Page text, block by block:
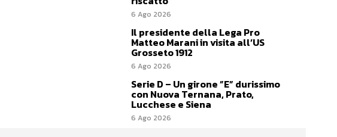
6 Ago 2026
Il presidente della Lega Pro
Matteo Marani in visita all’US
Grosseto 1912
6 Ago 2026
Serie D – Un girone ”E” durissimo
con Nuova Ternana, Prato,
Lucchese e Siena
6 Ago 2026